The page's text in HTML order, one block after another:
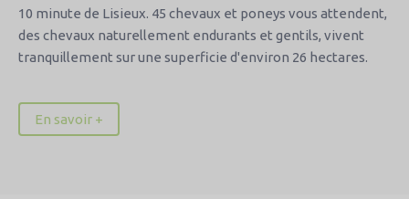
10 minute de Lisieux. 45 chevaux et poneys vous attendent,
des chevaux naturellement endurants et gentils, vivent
tranquillement sur une superficie d'environ 26 hectares.
En savoir +